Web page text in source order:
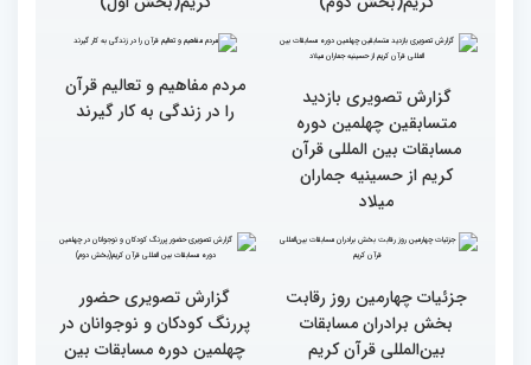
بالاترین سطح برگزاری
مسابقات قرآن را در ایران
شاهد بودم
ایران مهد قرآن است/ سطح
مسابقات ایران خیلی بالاست
گزارش تصویری سومین روز
رقابت بخش بانوان چهلمین
دوره مسابقات بین المللی
قرآن کریم (بخش دوم)
رقابت بخش بانوان چهلمین
دوره مسابقات بین المللی
قرآن کریم (بخش اول)